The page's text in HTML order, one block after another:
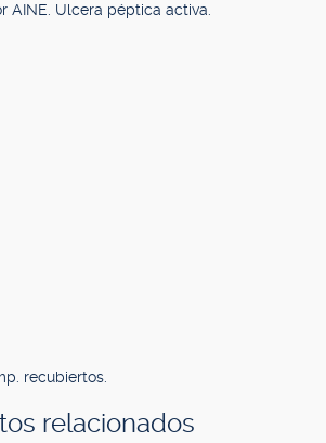
AINE. Ulcera péptica activa.
recubiertos.
relacionados